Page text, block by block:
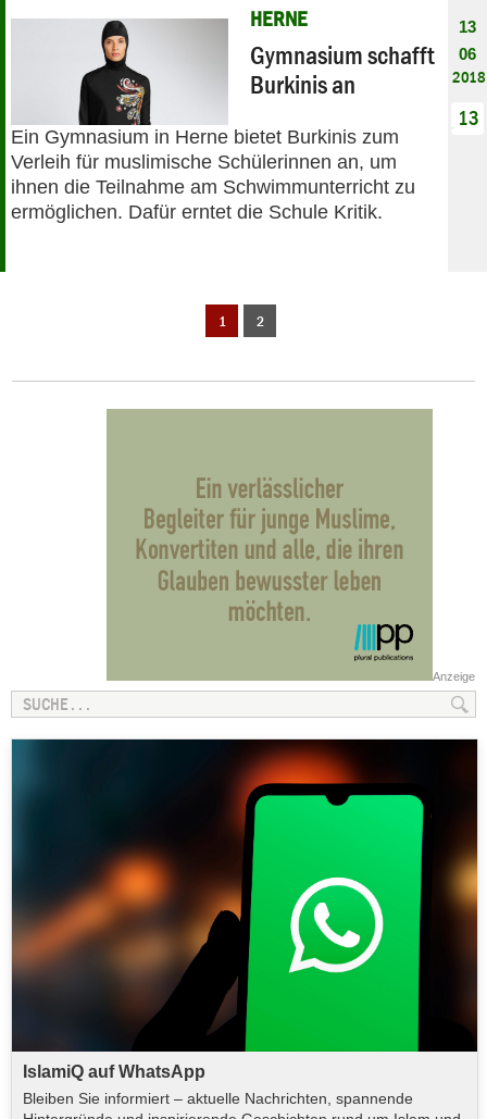
HERNE
Gymnasium schafft
Burkinis an
Ein Gymnasium in Herne bietet Burkinis zum
Verleih für muslimische Schülerinnen an, um
ihnen die Teilnahme am Schwimmunterricht zu
ermöglichen. Dafür erntet die Schule Kritik.
13
06
2018
13
1 2
Anzeige
IslamiQ auf WhatsApp
Bleiben Sie informiert – aktuelle Nachrichten, spannende